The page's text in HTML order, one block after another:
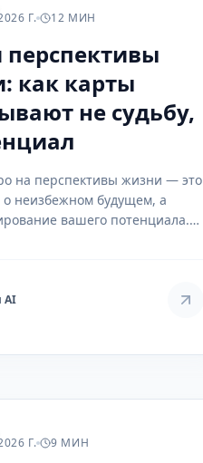
Г. 12 МИН
перспективы
как карты
не судьбу,
на перспективы жизни — это
о неизбежном будущем, а
вашего потенциала.
AI
Г. 9 МИН